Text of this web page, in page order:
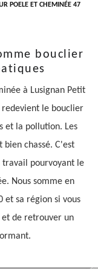
POELE ET CHEMINÉE 47
bouclier
à Lusignan Petit
le bouclier
et la pollution. Les
chassé. C'est
travail pourvoyant le
Nous somme en
et sa région si vous
et de retrouver un